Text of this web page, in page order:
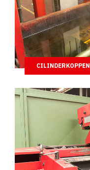
CILINDERKOPPEN